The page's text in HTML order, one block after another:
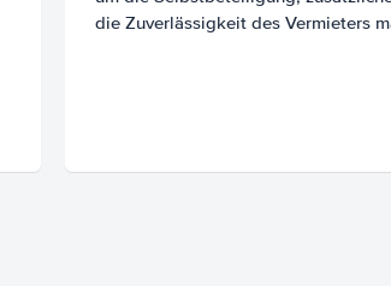
die Zuverlässigkeit des Vermieters